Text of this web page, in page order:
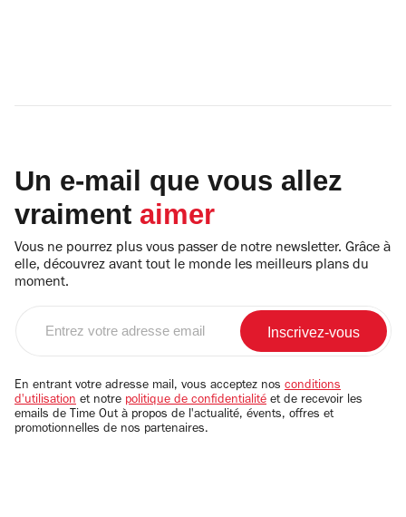
Un e-mail que vous allez
vraiment aimer
Vous ne pourrez plus vous passer de notre newsletter. Grâce à
elle, découvrez avant tout le monde les meilleurs plans du
moment.
email
En entrant votre adresse mail, vous acceptez nos conditions
d'utilisation et notre politique de confidentialité et de recevoir les
emails de Time Out à propos de l'actualité, évents, offres et
promotionnelles de nos partenaires.